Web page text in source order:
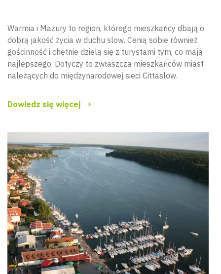
Warmia i Mazury to region, którego mieszkańcy dbają o
dobrą jakość życia w duchu slow. Cenią sobie również
gościnność i chętnie dzielą się z turystami tym, co mają
najlepszego. Dotyczy to zwłaszcza mieszkańców miast
należących do międzynarodowej sieci Cittaslow.
Dowiedz się więcej